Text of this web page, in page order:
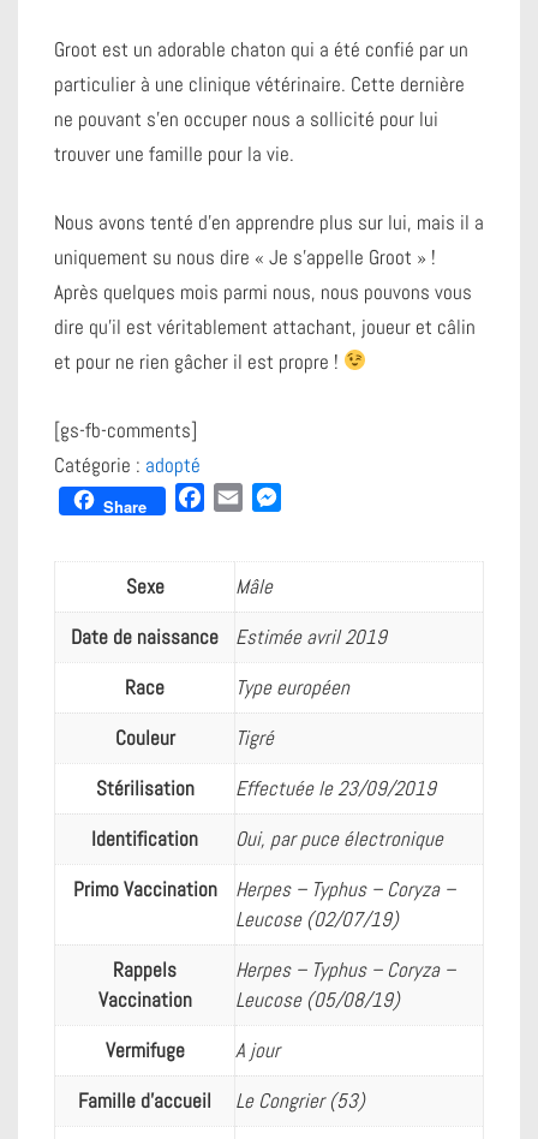
Groot est un adorable chaton qui a été confié par un
particulier à une clinique vétérinaire. Cette dernière
ne pouvant s’en occuper nous a sollicité pour lui
trouver une famille pour la vie.
Nous avons tenté d’en apprendre plus sur lui, mais il a
uniquement su nous dire « Je s’appelle Groot » !
Après quelques mois parmi nous, nous pouvons vous
dire qu’il est véritablement attachant, joueur et câlin
et pour ne rien gâcher il est propre !
[gs-fb-comments]
Catégorie : adopté
Share
b
o
o
i
l
e
n
g
e
Sexe
Mâle
Date de naissance
Estimée avril 2019
Race
Type européen
Couleur
Tigré
Stérilisation
Effectuée le 23/09/2019
Identification
Oui, par puce électronique
Primo Vaccination
Herpes – Typhus – Coryza –
Leucose (02/07/19)
Rappels
Vaccination
Herpes – Typhus – Coryza –
Leucose (05/08/19)
Vermifuge
A jour
Famille d'accueil
Le Congrier (53)